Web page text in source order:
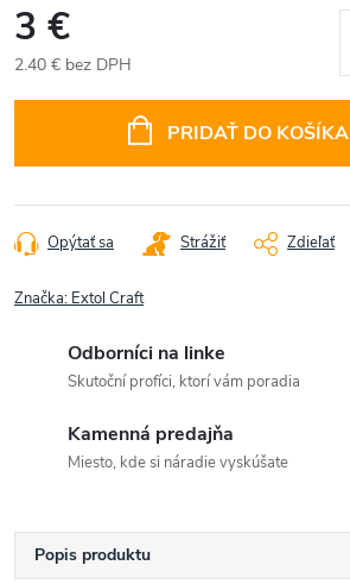
3 €
2.40 € bez DPH
PRIDAŤ DO KOŠÍKA
Opýtať sa Strážiť Zdieľať
Značka: Extol Craft
Odborníci na linke
Skutoční profíci, ktorí vám poradia
Kamenná predajňa
Miesto, kde si náradie vyskúšate
Popis produktu